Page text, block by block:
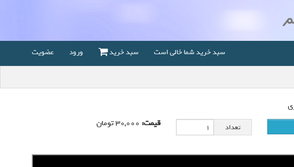
سبد خرید شما خالی است سبد خرید ورود عضویت
تعداد قیمت: 30,000تومان